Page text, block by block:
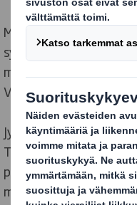
Miten tällaiset
syntyvät? Vastaus
maineikkaiden
Valkaman ja Riina
Jyrkin ja Riinan luovan
Tampereen
pakkaussuunnittelun
muualtakin kuin